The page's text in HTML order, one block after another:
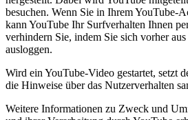
besuchen. Wenn Sie in Ihrem YouTube-
kann YouTube Ihr Surfverhalten Ihnen
verhindern Sie, indem Sie sich vorher
ausloggen.
Wird ein YouTube-Video gestartet, setzt
die Hinweise über das Nutzerverhalten
Weitere Informationen zu Zweck und